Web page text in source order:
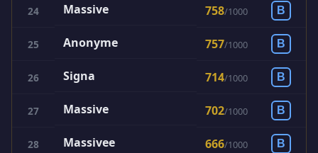
24 Massive 758/1000 B
25 Anonyme 757/1000 B
26 Signa 714/1000 B
27 Massive 702/1000 B
28 Massivee 666/1000 B